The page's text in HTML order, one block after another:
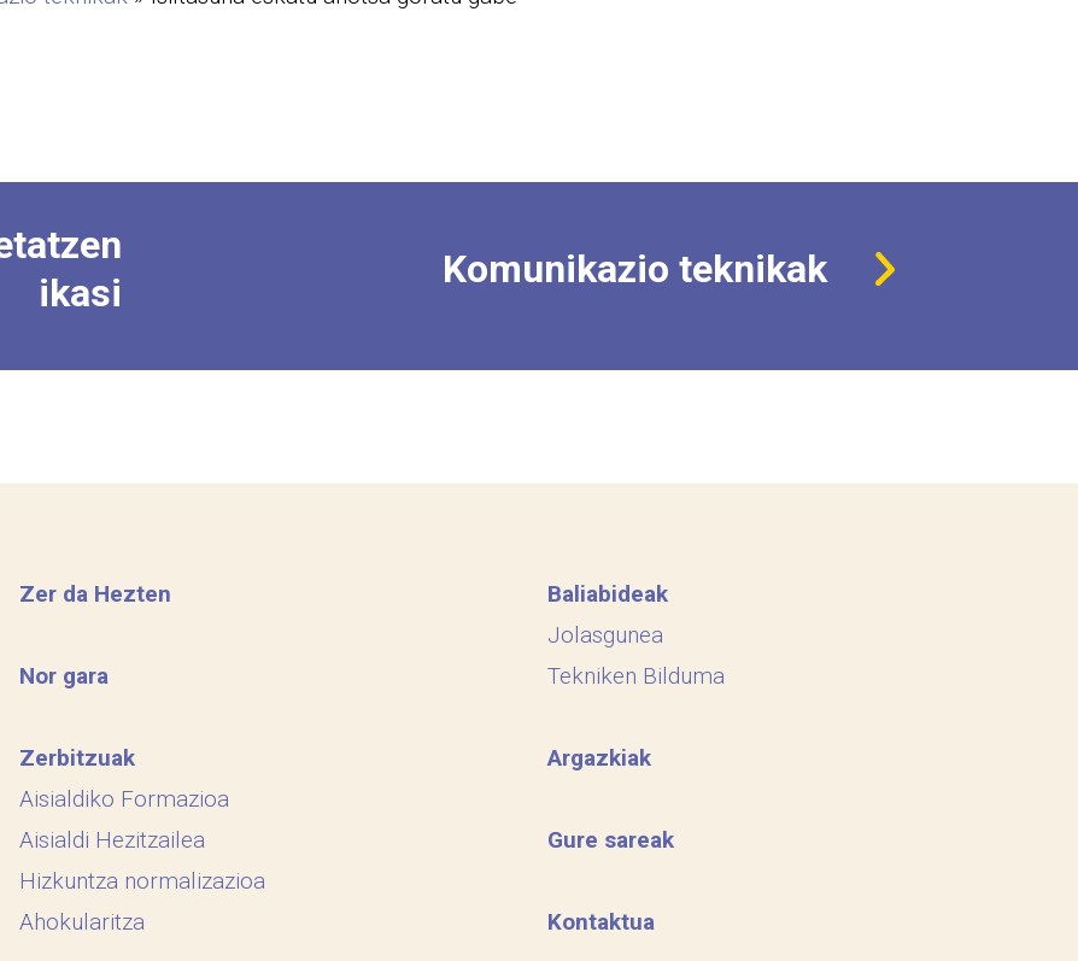
ikasi
Komunikazio teknikak
Zer da Hezten
Nor gara
Zerbitzuak
Aisialdiko Formazioa
Aisialdi Hezitzailea
Hizkuntza normalizazioa
Ahokularitza
Baliabideak
Jolasgunea
Tekniken Bilduma
Argazkiak
Gure sareak
Kontaktua